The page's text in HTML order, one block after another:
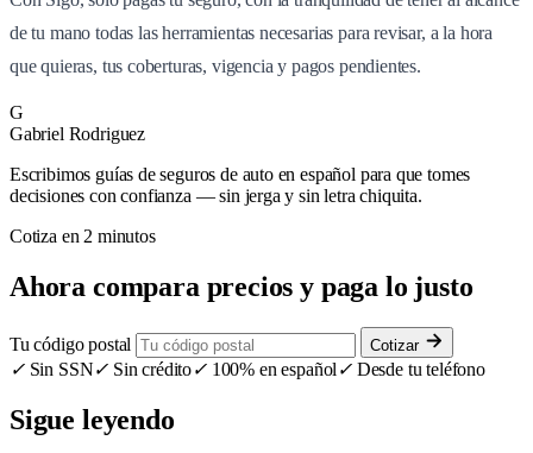
de tu mano todas las herramientas necesarias para revisar, a la hora
que quieras, tus coberturas, vigencia y pagos pendientes.
G
Gabriel Rodriguez
Escribimos guías de seguros de auto en español para que tomes
decisiones con confianza — sin jerga y sin letra chiquita.
Cotiza en 2 minutos
Ahora compara precios y paga lo justo
Tu código postal Cotizar
✓Sin SSN✓ Sin crédito✓100% en español ✓Desde tu teléfono
Sigue leyendo